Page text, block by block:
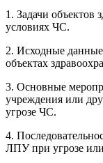
1. Задачи объектов
условиях ЧС.
2. Исходные
объектах
3. Основные
учреждения или
угрозе ЧС.
4.
ЛПУ при угрозе